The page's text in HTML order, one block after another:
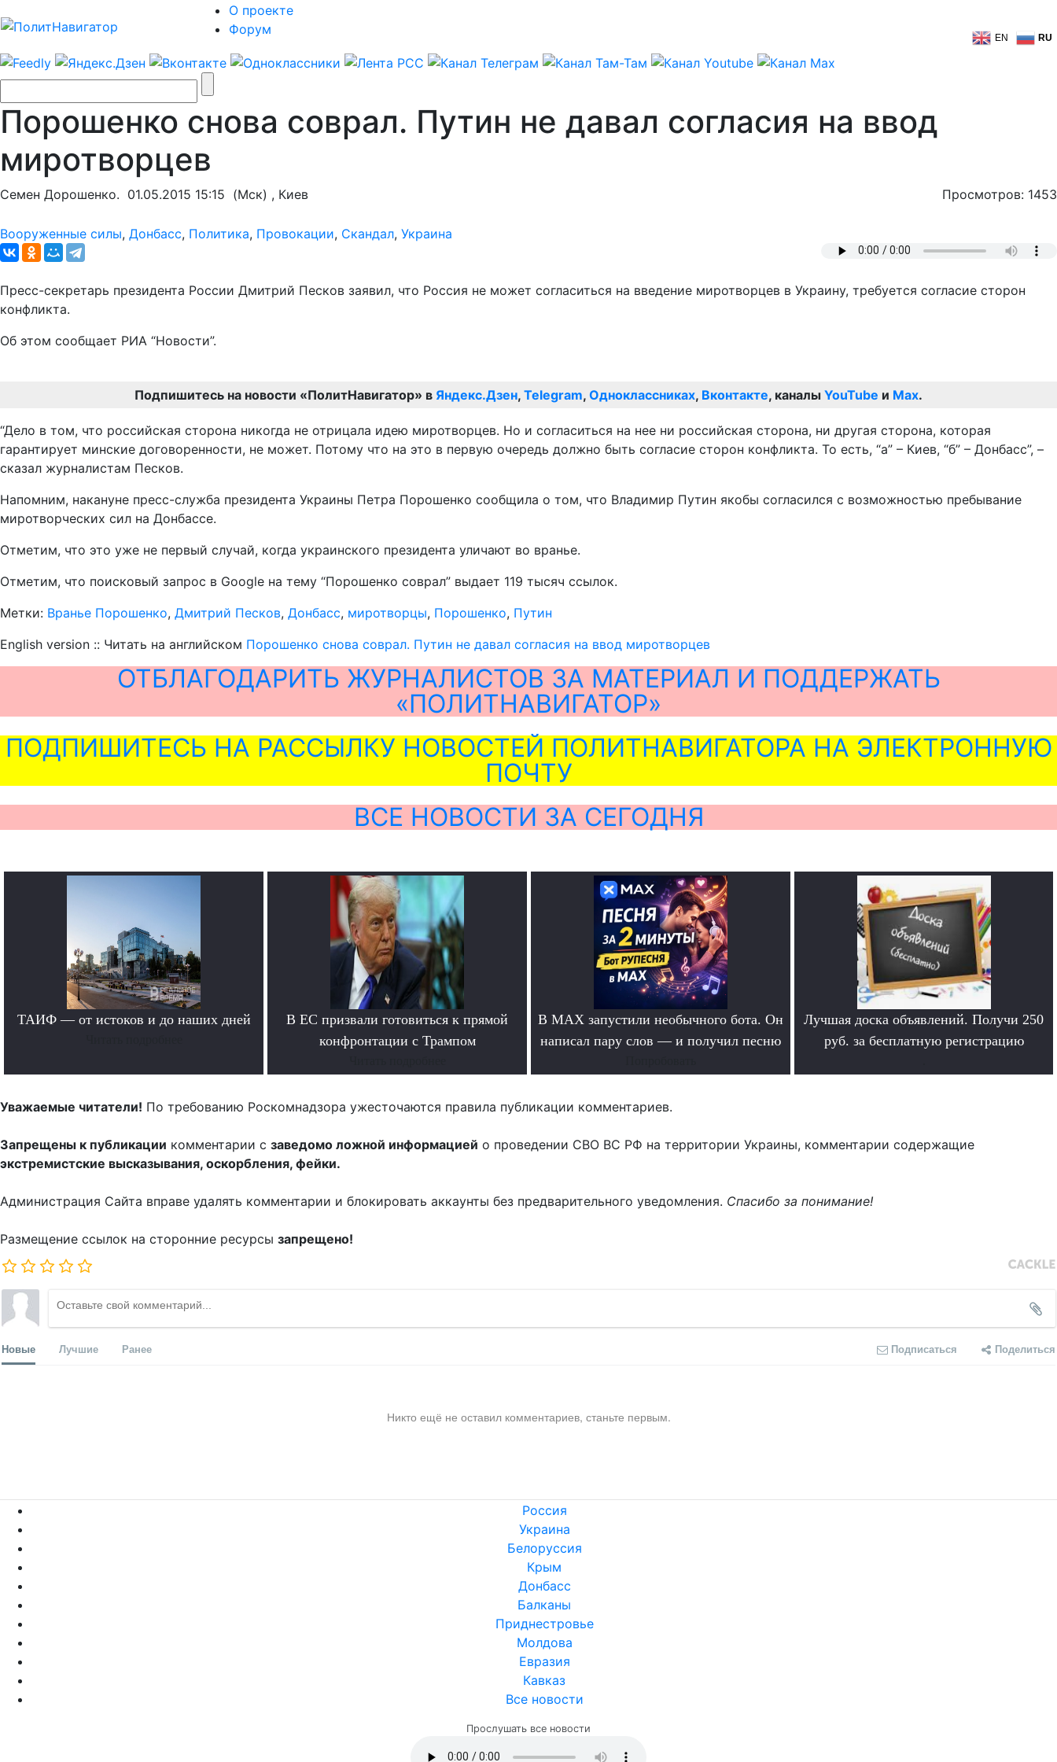
О проекте
Форум
EN RU
Порошенко снова соврал. Путин не давал согласия на ввод
миротворцев
Семен Дорошенко. 01.05.2015 15:15 (Мск) , Киев Просмотров: 1453
Вооруженные силы, Донбасс, Политика, Провокации, Скандал, Украина
Пресс-секретарь президента России Дмитрий Песков заявил, что Россия не может согласиться на введение миротворцев в Украину, требуется согласие сторон
конфликта.
Об этом сообщает РИА “Новости”.
Подпишитесь на новости «ПолитНавигатор» в Яндекс.Дзен, Telegram, Одноклассниках, Вконтакте, каналы YouTube и Max.
“Дело в том, что российская сторона никогда не отрицала идею миротворцев. Но и согласиться на нее ни российская сторона, ни другая сторона, которая
гарантирует минские договоренности, не может. Потому что на это в первую очередь должно быть согласие сторон конфликта. То есть, “а” – Киев, “б” – Донбасс”, –
сказал журналистам Песков.
Напомним, накануне пресс-служба президента Украины Петра Порошенко сообщила о том, что Владимир Путин якобы согласился с возможностью пребывание
миротворческих сил на Донбассе.
Отметим, что это уже не первый случай, когда украинского президента уличают во вранье.
Отметим, что поисковый запрос в Google на тему “Порошенко соврал” выдает 119 тысяч ссылок.
Метки: Вранье Порошенко, Дмитрий Песков, Донбасс, миротворцы, Порошенко, Путин
English version :: Читать на английском Порошенко снова соврал. Путин не давал согласия на ввод миротворцев
ОТБЛАГОДАРИТЬ ЖУРНАЛИСТОВ ЗА МАТЕРИАЛ И ПОДДЕРЖАТЬ
«ПОЛИТНАВИГАТОР»
ПОДПИШИТЕСЬ НА РАССЫЛКУ НОВОСТЕЙ ПОЛИТНАВИГАТОРА НА ЭЛЕКТРОННУЮ
ПОЧТУ
ВСЕ НОВОСТИ ЗА СЕГОДНЯ
ТАИФ — от истоков и до наших дней
В ЕС призвали готовиться к прямой
конфронтации с Трампом
В MAX запустили необычного бота. Он
написал пару слов — и получил песню
Лучшая доска объявлений. Получи 250
руб. за бесплатную регистрацию
Уважаемые читатели! По требованию Роскомнадзора ужесточаются правила публикации комментариев.
Запрещены к публикации комментарии с заведомо ложной информацией о проведении СВО ВС РФ на территории Украины, комментарии содержащие
экстремистские высказывания, оскорбления, фейки.
Администрация Сайта вправе удалять комментарии и блокировать аккаунты без предварительного уведомления. Спасибо за понимание!
Размещение ссылок на сторонние ресурсы запрещено!
Новые Лучшие Ранее Подписаться Поделиться
Никто ещё не оставил комментариев, станьте первым.
Россия
Украина
Белоруссия
Крым
Донбасс
Балканы
Приднестровье
Молдова
Евразия
Кавказ
Все новости
Прослушать все новости